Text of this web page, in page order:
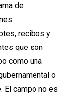
de
recibos y
que son
como una
o
El campo no es